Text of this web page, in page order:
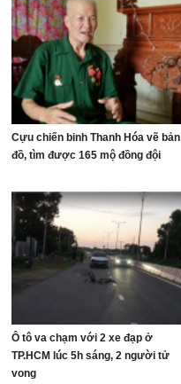
Cựu chiến binh Thanh Hóa vẽ bản
đồ, tìm được 165 mộ đồng đội
Ô tô va chạm với 2 xe đạp ở
TP.HCM lúc 5h sáng, 2 người tử
vong